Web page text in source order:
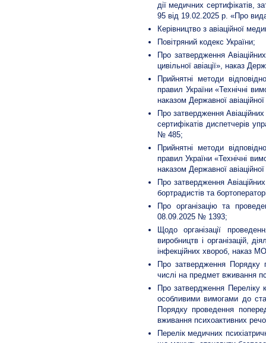
дії медичних сертифікатів,
95 від 19.02.2025 р. «Про
Керівництво з авіаційної
Повітряний кодекс України;
Про затвердження
цивільної авіації», наказ
Прийнятні методи
правил України «Технічні
наказом Державної
Про затвердження
сертифікатів диспетчерів
№ 485;
Прийнятні методи
правил України «Технічні
наказом Державної
Про затвердження
бортрадистів та
Про організацію та
08.09.2025 № 1393;
Щодо організації
виробництв і організацій,
інфекційних хвороб, наказ
Про затвердження Порядку
числі на предмет вживання
Про затвердження Переліку
особливими вимогами до
Порядку проведення
вживання психоактивних
Перелік медичних